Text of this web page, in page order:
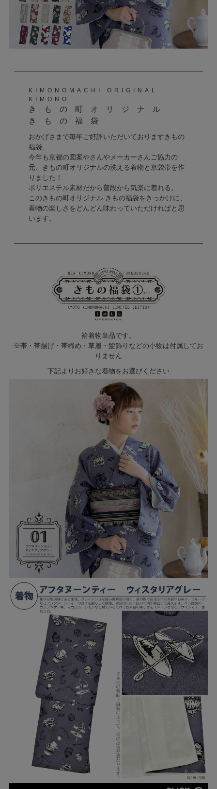
KIMONOMACHI ORIGINAL
KIMONO
きもの町オリジナル
きもの福袋
おかげさまで毎年ご好評いただいておりますきもの
福袋、
今年も京都の図案やさんやメーカーさんご協力の
元、きもの町オリジナルの洗える着物と京袋帯を作
りました！
ポリエステル素材だから普段から気楽に着れる。
このきもの町オリジナル きもの福袋をきっかけに、
着物の楽しさをどんどん味わっていただければと思
います。
袷着物単品です。
※帯・帯揚げ・帯締め・草履・髪飾りなどの小物は付属してお
りません
下記よりお好きな着物をお選びください